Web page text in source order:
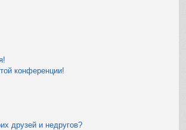
конференции!
друзей и недругов?